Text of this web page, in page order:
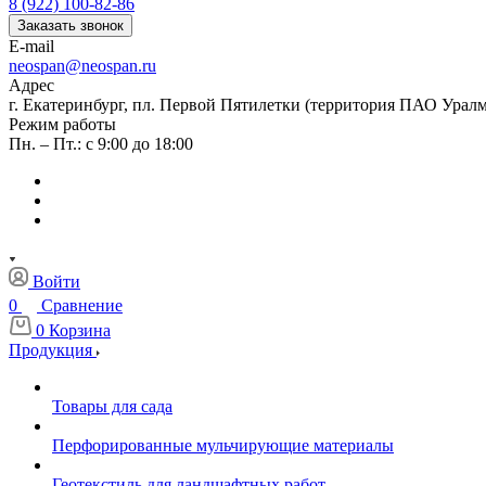
8 (922) 100-82-86
Заказать звонок
E-mail
neospan@neospan.ru
Адрес
г. Екатеринбург, пл. Первой Пятилетки (территория ПАО
Режим работы
Пн. – Пт.: с 9:00 до 18:00
Войти
0
Сравнение
0 Корзина
Продукция
Товары для сада
Перфорированные мульчирующие материалы